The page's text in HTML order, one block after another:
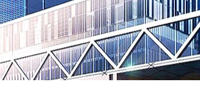
在线咨
QQ